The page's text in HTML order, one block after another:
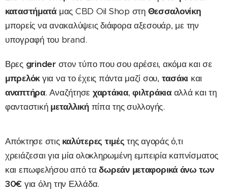
καταστήματά μας CBD Oil Shop στη Θεσσαλονίκη
μπορείς να ανακαλύψεις διάφορα αξεσουάρ, με την
υπογραφή του brand.
Βρες grinder στον τύπο που σου αρέσει, ακόμα και σε
μπρελόκγια να το έχεις πάντα μαζί σου, τασάκι και
αναπτήρα. Αναζήτησε χαρτάκια,φιλτράκια αλλά και τη
φανταστική μεταλλική πίπα της συλλογής.
Απόκτησε στιςκαλύτερες τιμές της αγοράς ό,τι
χρειάζεσαι για μία ολοκληρωμένη εμπειρία καπνίσματος
και επωφελήσου από ταδωρεάν μεταφορικά άνω των
30€ για όλη την Ελλάδα.